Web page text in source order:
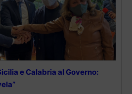
e Calabria al Governo: